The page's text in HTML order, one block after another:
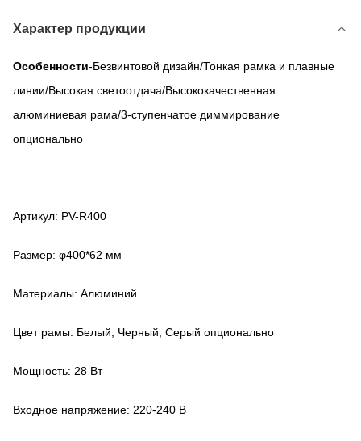
Характер продукции
Особенности-Безвинтовой дизайн/Тонкая рамка и плавные
линии/Высокая светоотдача/Высококачественная
алюминиевая рама/3-ступенчатое диммирование
опционально
Артикул: PV-R400
Размер: φ400*62 мм
Материалы: Алюминий
Цвет рамы: Белый, Черный, Серый опционально
Мощность: 28 Вт
Входное напряжение: 220-240 В